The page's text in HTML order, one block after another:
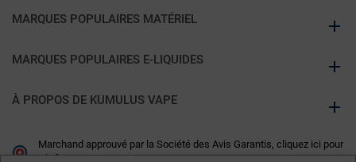
MARQUES POPULAIRES MATÉRIEL
MARQUES POPULAIRES E-LIQUIDES
À PROPOS DE KUMULUS VAPE
Marchand approuvé par la Société des Avis Garantis, cliquez ici pour
vérifier.